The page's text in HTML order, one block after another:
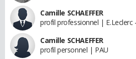
Camille SCHAEFFER
profil professionnel | E.Leclerc
Camille SCHAEFFER
profil personnel | PAU